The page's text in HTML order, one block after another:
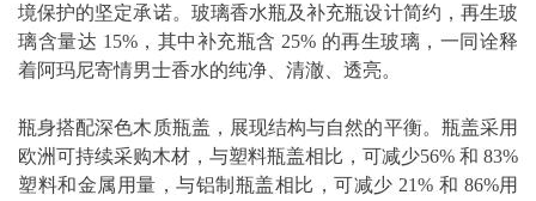
境保护的坚定承诺。玻璃香水瓶及补充瓶设计简约，再生玻
璃含量达 15%，其中补充瓶含 25% 的再生玻璃，一同诠释
着阿玛尼寄情男士香水的纯净、清澈、透亮。
瓶身搭配深色木质瓶盖，展现结构与自然的平衡。瓶盖采用
欧洲可持续采购木材，与塑料瓶盖相比，可减少56% 和 83%
塑料和金属用量，与铝制瓶盖相比，可减少 21% 和 86%用